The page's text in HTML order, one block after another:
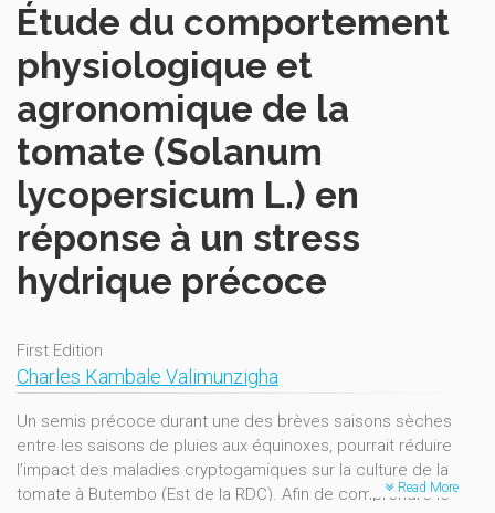
Étude du comportement
physiologique et
agronomique de la
tomate (Solanum
lycopersicum L.) en
réponse à un stress
hydrique précoce
First Edition
Charles Kambale Valimunzigha
Un semis précoce durant une des brèves saisons sèches
entre les saisons de pluies aux équinoxes, pourrait réduire
l’impact des maladies cryptogamiques sur la culture de la
tomate à Butembo (Est de la RDC). Afin de comprendre le
Read More